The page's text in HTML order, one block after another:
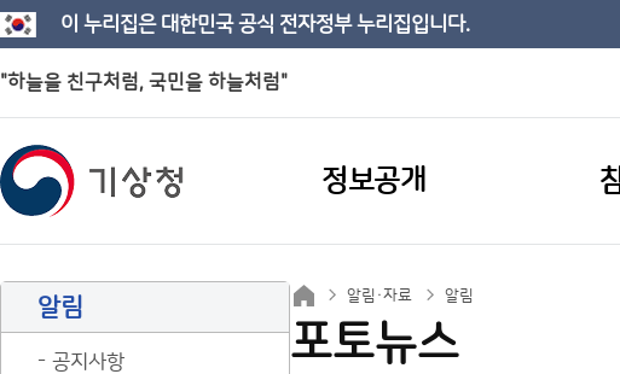
이 누리집은 대한민국 공식 전자정부 누리집입니다.
"하늘을 친구처럼, 국민을 하늘처럼"
정보공개
알림
공지사항
알림·자료 알림
포토뉴스